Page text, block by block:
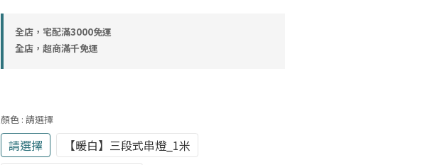
全店，宅配滿3000免運
全店，超商滿千免運
顏色 : 請選擇
請選擇
【暖白】三段式串燈_1米